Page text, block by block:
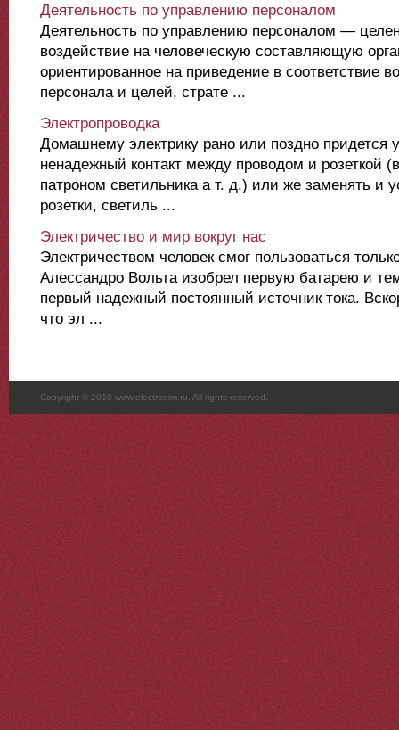
Деятельность по управлению персоналом
Деятельность по управлению персоналом —
воздействие на человеческую составляющую
ориентированное на приведение в соответствие
персонала и целей, страте ...
Электропроводка
Домашнему электрику рано или поздно придется
ненадежный контакт между проводом и розеткой
патроном светильника а т. д.) или же заменять и
розетки, светиль ...
Электричество и мир вокруг нас
Электричеством человек смог пользоваться
Алессандро Вольта изобрел первую батарею и
первый надежный постоянный источник тока.
что эл ...
Copyright © 2010 www.electrodim.ru. All rights reserved.